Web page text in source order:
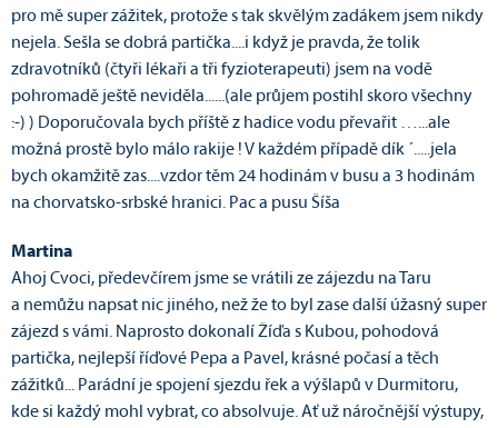
pro mě super zážitek, protože s tak skvělým zadákem jsem nikdy
nejela. Sešla se dobrá partička....i když je pravda, že tolik
zdravotníků (čtyři lékaři a tři fyzioterapeuti) jsem na vodě
pohromadě ještě neviděla......(ale průjem postihl skoro všechny
:-) ) Doporučovala bych příště z hadice vodu převařit …...ale
možná prostě bylo málo rakije ! V každém případě dík ´.....jela
bych okamžitě zas....vzdor těm 24 hodinám v busu a 3 hodinám
na chorvatsko-srbské hranici. Pac a pusu Šíša
Martina
Ahoj Cvoci, předevčírem jsme se vrátili ze zájezdu na Taru
a nemůžu napsat nic jiného, než že to byl zase další úžasný super
zájezd s vámi. Naprosto dokonalí Žíďa s Kubou, pohodová
partička, nejlepší říďové Pepa a Pavel, krásné počasí a těch
zážitků... Parádní je spojení sjezdu řek a výšlapů v Durmitoru,
kde si každý mohl vybrat, co absolvuje. Ať už náročnější výstupy,